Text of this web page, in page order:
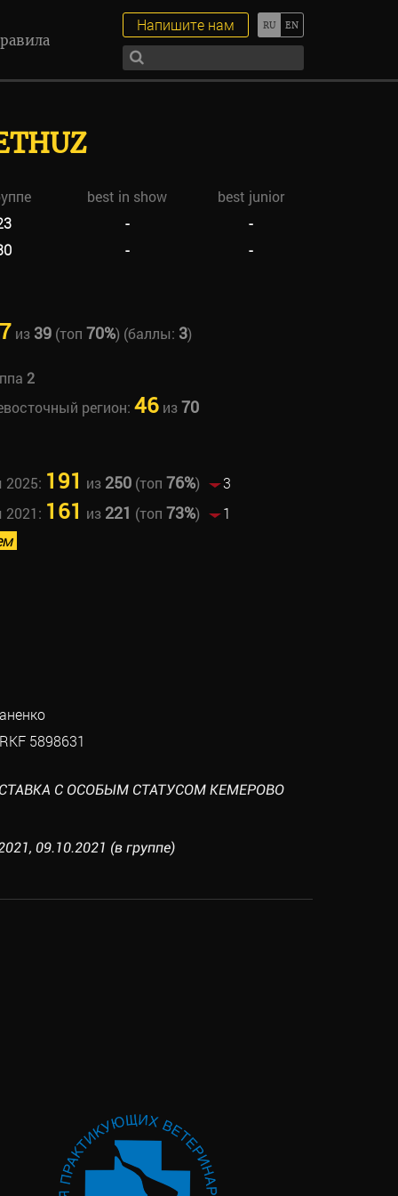
Напишите нам
best in show
best junior
-
-
- -
из 39(топ 70%) (баллы: 3)
2
регион: 46из70
2025: 191 из 250(топ 76%)
3
2021: 161 из 221 (топ 73%)
1
5898631
С ОСОБЫМ СТАТУСОМ КЕМЕРОВО
09.10.2021 (в группе)